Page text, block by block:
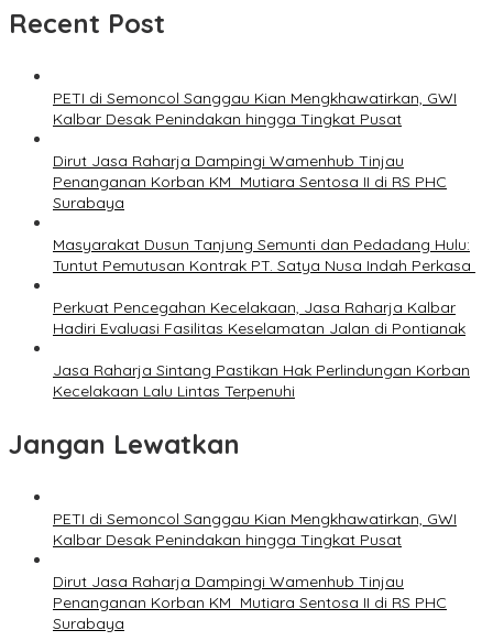
Recent Post
PETI di Semoncol Sanggau Kian Mengkhawatirkan, GWI
Kalbar Desak Penindakan hingga Tingkat Pusat
Dirut Jasa Raharja Dampingi Wamenhub Tinjau
Penanganan Korban KM Mutiara Sentosa II di RS PHC
Surabaya
Masyarakat Dusun Tanjung Semunti dan Pedadang Hulu:
Tuntut Pemutusan Kontrak PT. Satya Nusa Indah Perkasa ‎
Perkuat Pencegahan Kecelakaan, Jasa Raharja Kalbar
Hadiri Evaluasi Fasilitas Keselamatan Jalan di Pontianak
Jasa Raharja Sintang Pastikan Hak Perlindungan Korban
Kecelakaan Lalu Lintas Terpenuhi
Jangan Lewatkan
PETI di Semoncol Sanggau Kian Mengkhawatirkan, GWI
Kalbar Desak Penindakan hingga Tingkat Pusat
Dirut Jasa Raharja Dampingi Wamenhub Tinjau
Penanganan Korban KM Mutiara Sentosa II di RS PHC
Surabaya